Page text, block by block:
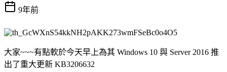
9年前
大家~~~有點軟於今天早上為其 Windows 10 與 Server 2016 推
出了重大更新 KB3206632